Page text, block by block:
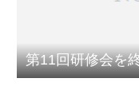
第11回研修会を